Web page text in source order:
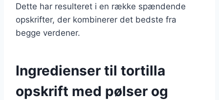
Dette har resulteret i en række spændende
opskrifter, der kombinerer det bedste fra
begge verdener.
Ingredienser til tortilla
opskrift med pølser og